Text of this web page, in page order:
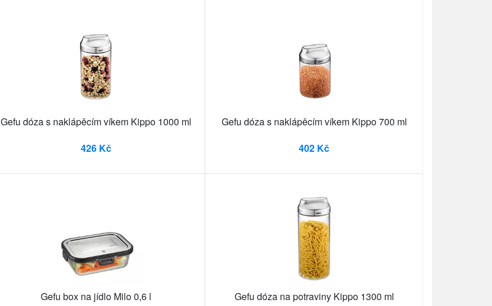
Gefu dóza s naklápěcím víkem Kippo 1000 ml
426 Kč
Gefu dóza s naklápěcím víkem Kippo 700 ml
402 Kč
Gefu box na jídlo Milo 0,6 l
Gefu dóza na potraviny Kippo 1300 ml